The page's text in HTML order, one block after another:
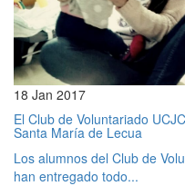
18 Jan 2017
El Club de Voluntariado
Santa María de Lecua
Los alumnos del Club de
han entregado todo...